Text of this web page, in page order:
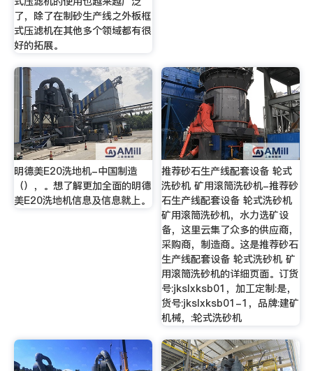
了，除了在制砂生产线之外板框
式压滤机在其他多个领域都有很
好的拓展。
明德美E20洗地机-中国制造
（），。想了解更加全面的明德
美E20洗地机信息及信息就上。
推荐砂石生产线配套设备 轮式
洗砂机 矿用滚筒洗砂机-推荐砂
石生产线配套设备 轮式洗砂机
矿用滚筒洗砂机，水力选矿设
备，这里云集了众多的供应商，
采购商，制造商。这是推荐砂石
生产线配套设备 轮式洗砂机 矿
用滚筒洗砂机的详细页面。订货
号:jkslxksb01，加工定制:是，
货号:jkslxksb01-1，品牌:建矿
机械，:轮式洗砂机